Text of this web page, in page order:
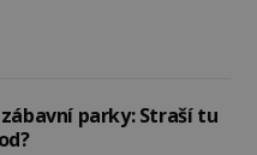
parky: Straší tu